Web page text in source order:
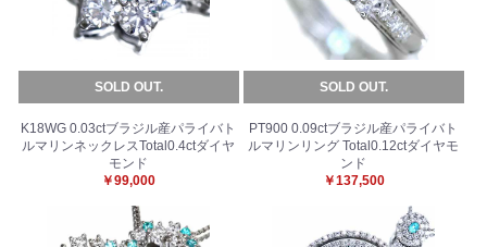
SOLD OUT.
K18WG 0.03ctブラジル産パライバト
ルマリンネックレスTotal0.4ctダイヤ
モンド
￥99,000
SOLD OUT.
PT900 0.09ctブラジル産パライバト
ルマリンリング Total0.12ctダイヤモ
ンド
￥137,500